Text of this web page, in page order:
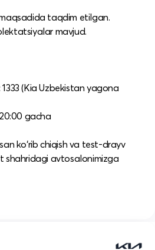
taqdim etilgan.
mavjud.​
(Kia Uzbekistan yagona
gacha​
ko‘rib chiqish va test-drayv
shahridagi avtosalonimizga